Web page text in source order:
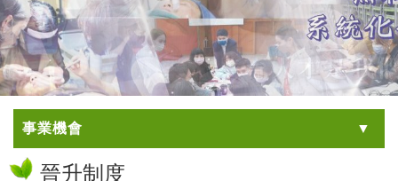
事業機會
晉升制度